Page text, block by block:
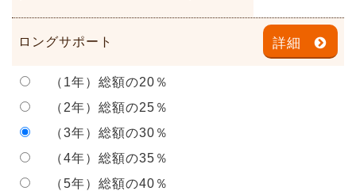
ロングサポート 詳細
（1年）総額の20％
（2年）総額の25％
（3年）総額の30％
（4年）総額の35％
（5年）総額の40％